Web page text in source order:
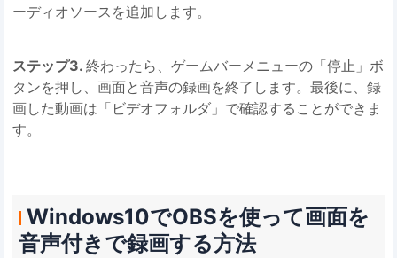
ーディオソースを追加します。
ステップ3.終わったら、ゲームバーメニューの「停止」ボ
タンを押し、画面と音声の録画を終了します。最後に、録
画した動画は「ビデオフォルダ」で確認することができま
す。
Windows10でOBSを使って画面を
音声付きで録画する方法